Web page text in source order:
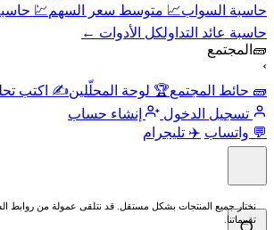
حاسبة السواب📈 متوسط سعر السهم💹 حاسبة
حاسبة عائد التداولكل الأدوات ←
🧱المجتمع
🧱 حائط المجتمع🏆 لوحة المحلّلين✍️ اكتب
تسجيل الدخول
إنشاء حساب
💬 واتساب ✈️ تليجرام
نختار جميع المنتجات بشكل مستقل. قد نتلقى عمولة من روابط
تقييماتنا.